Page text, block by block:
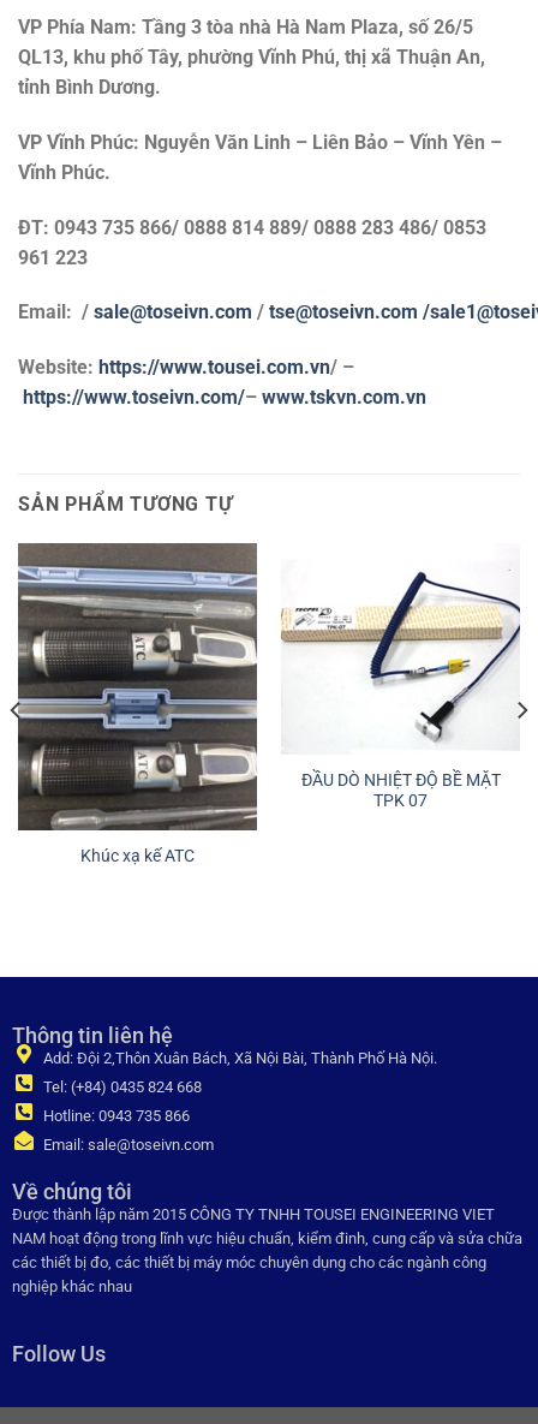
VP Phía Nam: Tầng 3 tòa nhà Hà Nam Plaza, số 26/5
QL13, khu phố Tây, phường Vĩnh Phú, thị xã Thuận An,
tỉnh Bình Dương.
VP Vĩnh Phúc: Nguyễn Văn Linh – Liên Bảo – Vĩnh Yên –
Vĩnh Phúc.
ĐT: 0943 735 866/ 0888 814 889/ 0888 283 486/ 0853
961 223
Email: / sale@toseivn.com / tse@toseivn.com /
Website: https://www.tousei.com.vn/ –
https://www.toseivn.com/– www.tskvn.com.vn
SẢN PHẨM TƯƠNG TỰ
Khúc xạ kế ATC
ĐẦU DÒ NHIỆT ĐỘ BỀ MẶT
TPK 07
Thông tin liên hệ
Add: Đội 2,Thôn Xuân Bách, Xã Nội Bài, Thành Phố Hà Nội.
Tel: (+84) 0435 824 668
Hotline: 0943 735 866
Email: sale@toseivn.com
Về chúng tôi
Được thành lập năm 2015 CÔNG TY TNHH TOUSEI ENGINEERING VIET
NAM hoạt động trong lĩnh vực hiệu chuẩn, kiểm đinh, cung cấp và sửa chữa
các thiết bị đo, các thiết bị máy móc chuyên dụng cho các ngành công
nghiệp khác nhau
Follow Us